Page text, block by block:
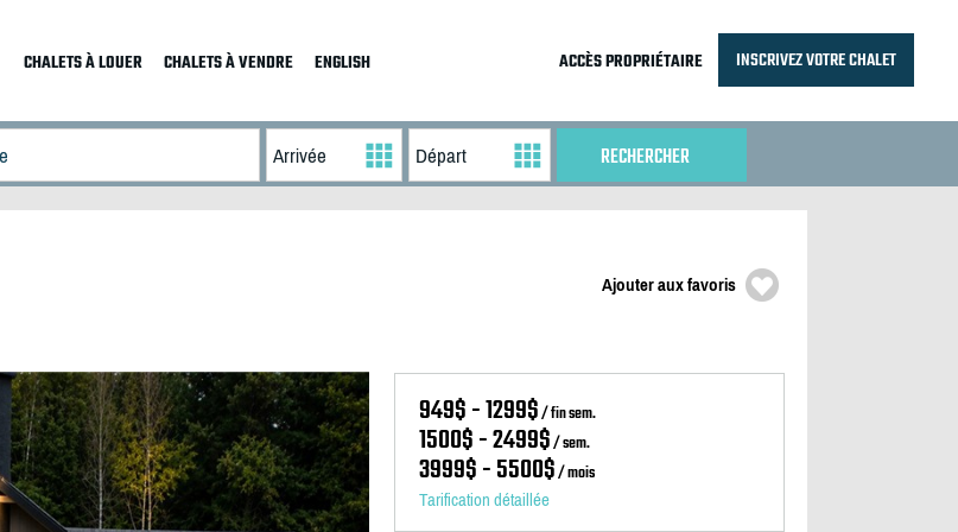
CHALETS À LOUER CHALETS À VENDRE ENGLISH ACCÈS PROPRIÉTAIRE INSCRIVEZ VOTRE CHALET
Ajouter aux favoris
949$ - 1299$/ fin sem.
1500$ - 2499$/ sem.
3999$ - 5500$/ mois
Tarification détaillée